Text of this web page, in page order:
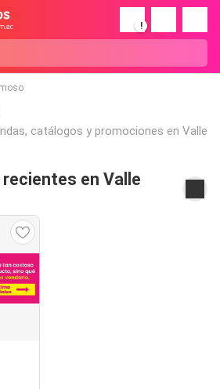
!
catálogos y promociones en Valle
en Valle